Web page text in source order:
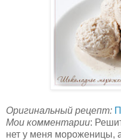
Оригинальный рецепт:
Мои комментарии:
нет у меня мороженицы,